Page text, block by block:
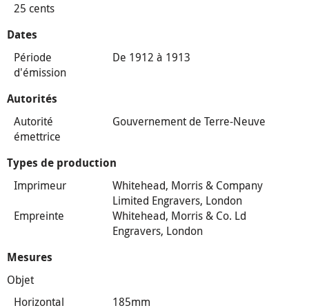
25 cents
Dates
Période
d'émission
De 1912 à 1913
Autorités
Autorité
émettrice
Gouvernement de Terre-Neuve
Types de production
Imprimeur
Whitehead, Morris & Company
Limited Engravers, London
Empreinte
Whitehead, Morris & Co. Ld
Engravers, London
Mesures
Objet
Horizontal
185mm